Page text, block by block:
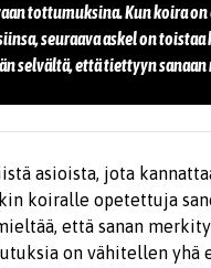
tottumuksina. Kun koira
seuraava askel on
selvältä, että tiettyyn
asioista, jota
koiralle opetettuja
että sanan
on vähitellen